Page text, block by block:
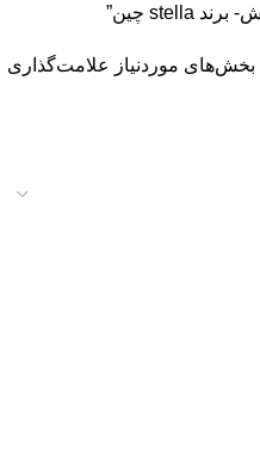
بخش‌های موردنیاز علامت‌گذاری